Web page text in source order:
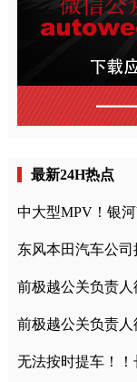
最新24H热点
中大型MPV！银
东风本田汽车公司
前极越公关负责
前极越公关负责
无法按时提车！